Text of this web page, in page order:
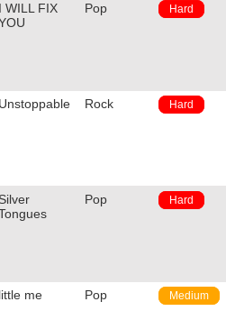
I WILL FIX
Pop Hard
Unstoppable Rock Hard
Silver
Pop Hard
little me Pop Medium